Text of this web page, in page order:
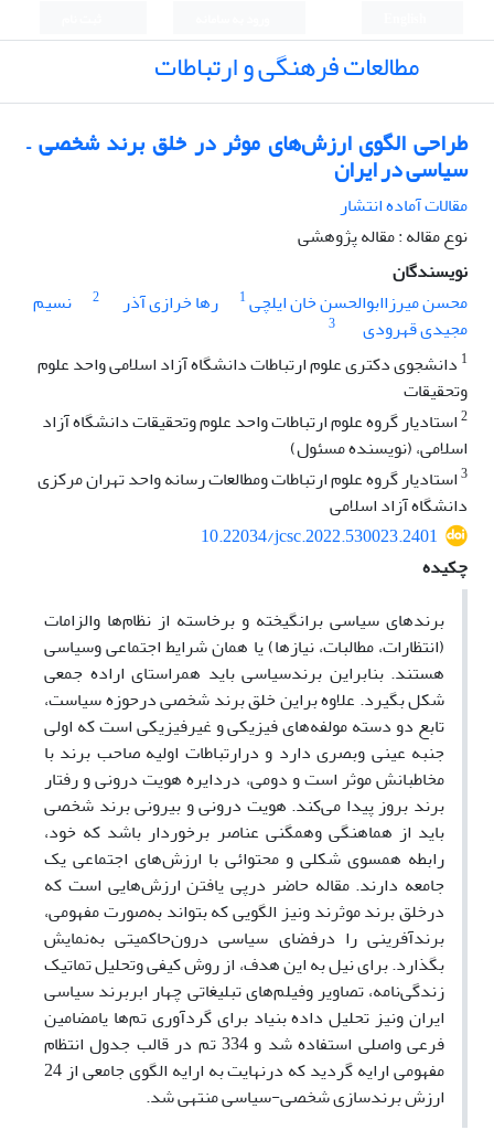
مطالعات فرهنگی و ارتباطات
طراحی الگوی ارزش‌های موثر در خلق برند شخصی –
سیاسی در ایران
مقالات آماده انتشار
نوع مقاله : مقاله پژوهشی
نویسندگان
محسن میرزاابوالحسن خان ایلچی1 رها خرازی آذر 2
نسیم
مجیدی قهرودی
3
1 دانشجوی دکتری علوم ارتباطات دانشگاه آزاد اسلامی واحد علوم
وتحقیقات
2استادیار گروه علوم ارتباطات واحد علوم وتحقیقات دانشگاه آزاد
اسلامی، (نویسنده مسئول)
3استادیار گروه علوم ارتباطات ومطالعات رسانه واحد تهران مرکزی
دانشگاه آزاد اسلامی
10.22034/jcsc.2022.530023.2401
چکیده
برندهای سیاسی برانگیخته و برخاسته از نظام‌ها والزامات
(انتظارات، مطالبات، نیازها) یا همان شرایط اجتماعی وسیاسی
هستند. بنابراین برندسیاسی باید همراستای اراده جمعی
شکل بگیرد. علاوه براین خلق برند شخصی درحوزه سیاست،
تابع دو دسته مولفه‌های فیزیکی و غیرفیزیکی است که اولی
جنبه عینی وبصری دارد و درارتباطات اولیه صاحب برند با
مخاطبانش موثر است و دومی، دردایره هویت درونی و رفتار
برند بروز پیدا می‌کند. هویت درونی و بیرونی برند شخصی
باید از هماهنگی وهمگنی عناصر برخوردار باشد که خود،
رابطه همسوی شکلی و محتوائی با ارزش‌های اجتماعی یک
جامعه دارند. مقاله حاضر درپی یافتن ارزش‌هایی است که
درخلق برند موثرند ونیز الگویی که بتواند به‌صورت مفهومی،
برندآفرینی را درفضای سیاسی درون‌حاکمیتی به‌نمایش
بگذارد. برای نیل به این هدف، از روش کیفی وتحلیل تماتیک
زندگی‌نامه، تصاویر وفیلم‌های تبلیغاتی چهار ابربرند سیاسی
ایران ونیز تحلیل داده بنیاد برای گردآوری تم‌ها یامضامین
فرعی واصلی استفاده شد و 334 تم در قالب جدول انتظام
مفهومی ارایه گردید که درنهایت به ارایه الگوی جامعی از 24
ارزش برندسازی شخصی-سیاسی منتهی شد.